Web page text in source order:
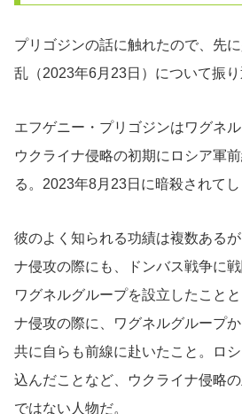
プリゴジンの話に触れたので、先
乱（2023年6月23日）について振り
エフゲニー・プリゴジンはワグネ
ウクライナ侵略の初期にロシア軍
る。2023年8月23日に暗殺されてし
彼のよく知られる功績は複数ある
ナ侵攻の際にも、ドンバス戦争に
ワグネルグループを設立したこと
ナ侵攻の際に、ワグネルグループ
共に自らも前線に赴いたこと。ロ
込んだことなど、ウクライナ侵略
ではない人物だ。